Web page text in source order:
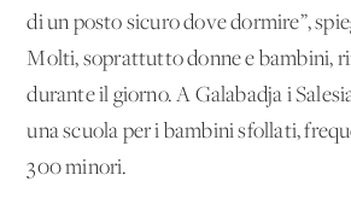
di un posto sicuro dove dormire”,
Molti, soprattutto donne e bambini,
durante il giorno. A Galabadja i
una scuola per i bambini sfollati,
300 minori.